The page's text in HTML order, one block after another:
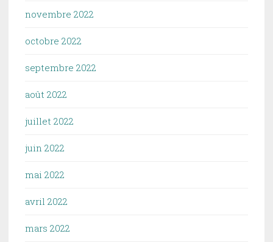
novembre 2022
octobre 2022
septembre 2022
août 2022
juillet 2022
juin 2022
mai 2022
avril 2022
mars 2022